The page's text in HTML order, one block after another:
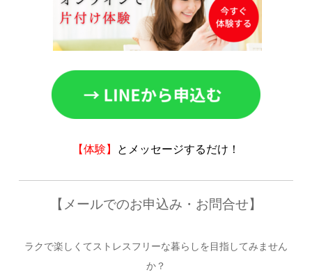
【体験】 とメッセージするだけ！
【メールでのお申込み・お問合せ】
ラクで楽しくてストレスフリーな暮らしを目指してみません
か？